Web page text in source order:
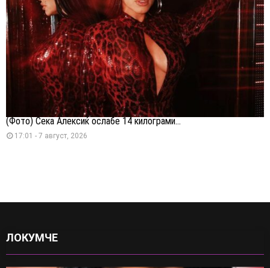
(Фото) Сека Алексиќ ослабе 14 килограми...
17:01 - 7 август, 2026
ЛОКУМЧЕ